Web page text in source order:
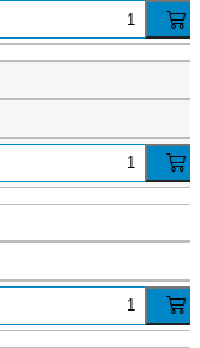
der Schrittlänge
325 g/m2